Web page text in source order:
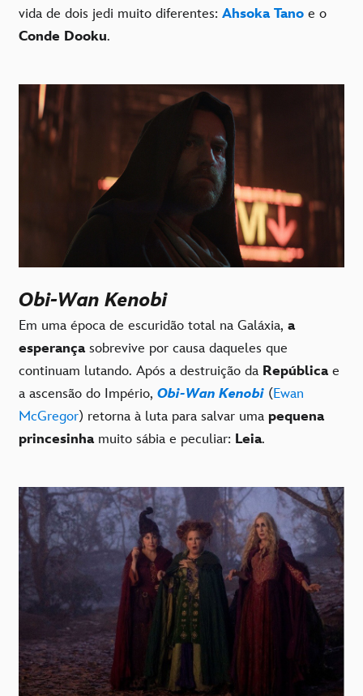
vida de dois jedi muito diferentes: Ahsoka Tano e o
Conde Dooku.
Obi-Wan Kenobi
Em uma época de escuridão total na Galáxia, a
esperança sobrevive por causa daqueles que
continuam lutando. Após a destruição da Repúblicae
a ascensão do Império, Obi-Wan Kenobi (Ewan
McGregor) retorna à luta para salvar uma pequena
princesinhamuito sábia e peculiar: Leia.